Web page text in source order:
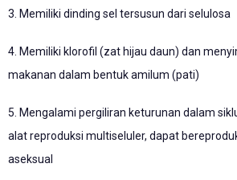
3. Memiliki dinding sel tersusun dari selulosa
4. Memiliki klorofil (zat hijau daun) dan
makanan dalam bentuk amilum (pati)
5. Mengalami pergiliran keturunan dalam
alat reproduksi multiseluler, dapat
aseksual